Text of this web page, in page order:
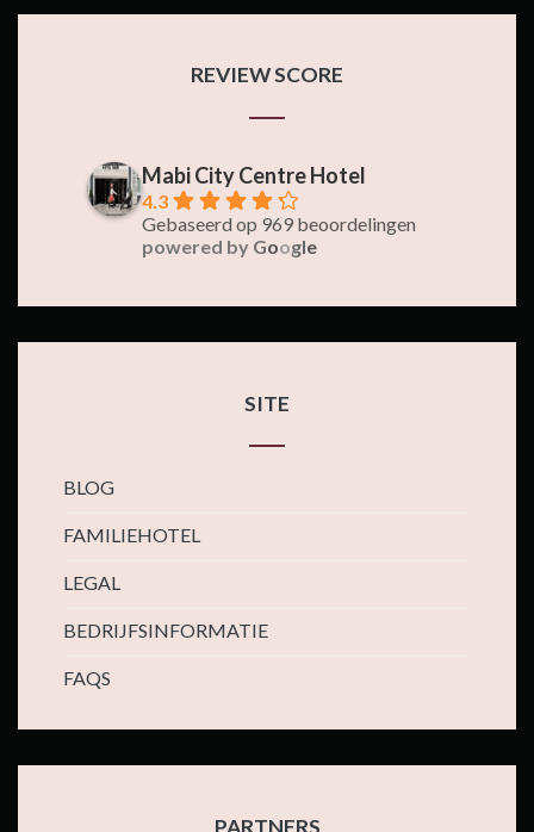
REVIEW SCORE
Mabi City Centre Hotel
4.3
Gebaseerd op 969 beoordelingen
powered by Google
SITE
BLOG
FAMILIEHOTEL
LEGAL
BEDRIJFSINFORMATIE
FAQS
PARTNERS